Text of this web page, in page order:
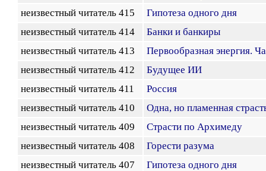
неизвестный читатель 415
Гипотеза одного дня
неизвестный читатель 414
Банки и банкиры
неизвестный читатель 413
Первообразная энергия.
неизвестный читатель 412
Будущее ИИ
неизвестный читатель 411
Россия
неизвестный читатель 410
Одна, но пламенная
неизвестный читатель 409
Страсти по Архимеду
неизвестный читатель 408
Горести разума
неизвестный читатель 407
Гипотеза одного дня